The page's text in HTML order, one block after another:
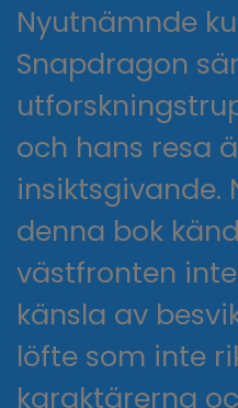
Nyutnämnde
Snapdragon
och hans resa
insiktsgivande.
denna bok
västfronten
känsla av
löfte som inte
karaktärerna